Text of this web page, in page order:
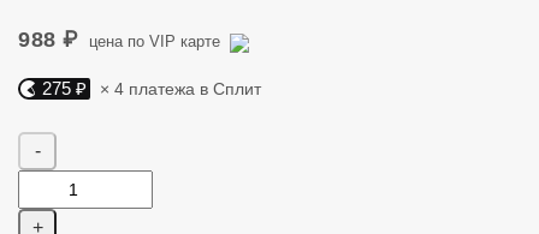
988 ₽ цена по VIP карте
Яндекс Сплит. 275 руб, 4 платежа в Сплит
275 ₽ × 4 платежа в Сплит